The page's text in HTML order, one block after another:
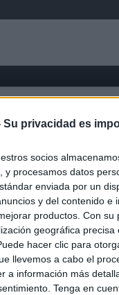
Su privacidad es
socios
y procesamos datos
enviada por un
y del contenido
productos. Con
geográfica
hacer clic para
llevemos a cabo el
a información más
Tenga en